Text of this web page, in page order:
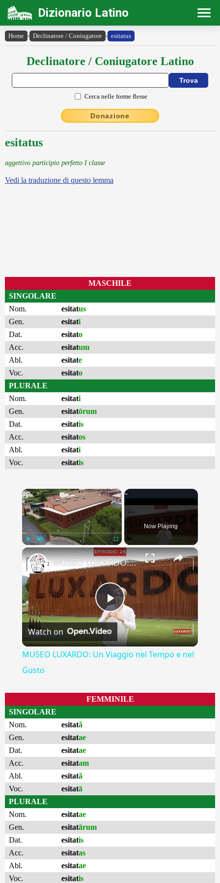
Dizionario Latino
Home › Declinatore / Coniugatore › esitatus
Declinatore / Coniugatore Latino
Cerca nelle forme flesse
Donazione
esitatus
aggettivo participio perfetto I classe
Vedi la traduzione di questo lemma
MASCHILE
SINGOLARE
Nom.
esitatus
Gen.
esitati
Dat.
esitato
Acc.
esitatum
Abl.
esitate
Voc.
esitato
PLURALE
Nom.
esitati
Gen.
esitatōrum
Dat.
esitatis
Acc.
esitatos
Abl.
esitati
Voc.
esitatis
×
Fullscreen
Now Playing
×
Play
Video
MUSEO LUXARDO: Un Viaggio nel Tempo e nel Gusto
Watch on
MUSEO LUXARDO: Un Viaggio nel Tempo e nel
Gusto
FEMMINILE
SINGOLARE
Nom.
esitată
Gen.
esitatae
Dat.
esitatae
Acc.
esitatam
Abl.
esitată
Voc.
esitatā
PLURALE
Nom.
esitatae
Gen.
esitatārum
Dat.
esitatis
Acc.
esitatas
Abl.
esitatae
Voc.
esitatis